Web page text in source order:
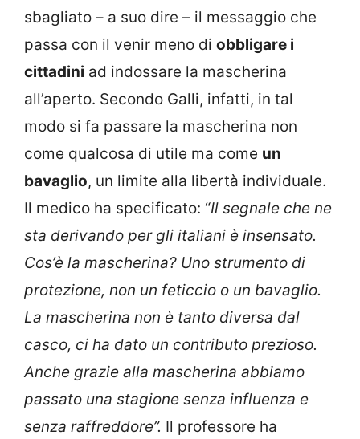
sbagliato – a suo dire – il messaggio che
passa con il venir meno di obbligare i
cittadini ad indossare la mascherina
all’aperto. Secondo Galli, infatti, in tal
modo si fa passare la mascherina non
come qualcosa di utile ma come un
bavaglio, un limite alla libertà individuale.
Il medico ha specificato: “Il segnale che ne
sta derivando per gli italiani è insensato.
Cos’è la mascherina? Uno strumento di
protezione, non un feticcio o un bavaglio.
La mascherina non è tanto diversa dal
casco, ci ha dato un contributo prezioso.
Anche grazie alla mascherina abbiamo
passato una stagione senza influenza e
senza raffreddore”. Il professore ha